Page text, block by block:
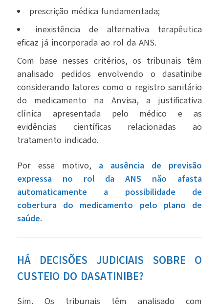
prescrição médica fundamentada;
inexistência de alternativa terapêutica
eficaz já incorporada ao rol da ANS.
Com base nesses critérios, os tribunais têm
analisado pedidos envolvendo o dasatinibe
considerando fatores como o registro sanitário
do medicamento na Anvisa, a justificativa
clínica apresentada pelo médico e as
evidências científicas relacionadas ao
tratamento indicado.
Por esse motivo, a ausência de previsão
expressa no rol da ANS não afasta
automaticamente a possibilidade de
cobertura do medicamento pelo plano de
saúde.
HÁ DECISÕES JUDICIAIS SOBRE O
CUSTEIO DO DASATINIBE?
Sim. Os tribunais têm analisado com